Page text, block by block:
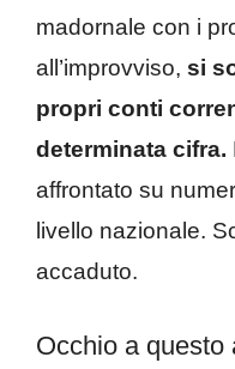
madornale con i
all’improvviso, si
propri conti
determinata cifra.
affrontato su
livello nazionale.
accaduto.
Occhio a questo